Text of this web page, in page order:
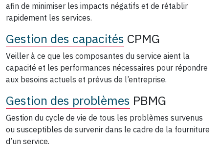
afin de minimiser les impacts négatifs et de rétablir
rapidement les services.
Gestion des capacités CPMG
Veiller à ce que les composantes du service aient la
capacité et les performances nécessaires pour répondre
aux besoins actuels et prévus de l’entreprise.
Gestion des problèmes PBMG
Gestion du cycle de vie de tous les problèmes survenus
ou susceptibles de survenir dans le cadre de la fourniture
d’un service.